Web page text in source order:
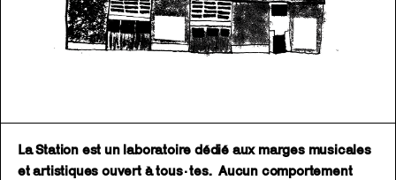
La Station est un laboratoire dédié aux marges musicales
et artistiques ouvert à tous·tes. Aucun comportement